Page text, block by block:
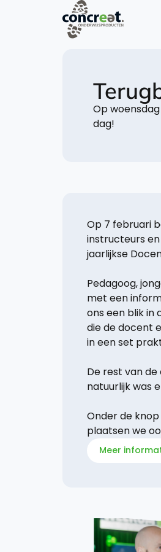
Op
dag!
Op 7 februari
instructeurs
jaarlijkse
Pedagoog,
met een
ons een blik in
die de docent
in een set
De rest van de
natuurlijk was
Onder de
plaatsen we
Meer